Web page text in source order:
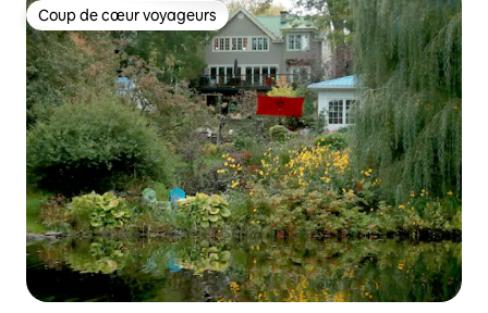
Coup de cœur voyageurs
Coup de cœur voyageurs